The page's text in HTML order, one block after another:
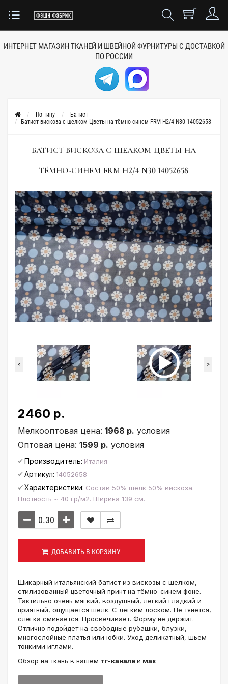
ИНТЕРНЕТ МАГАЗИН ТКАНЕЙ И ШВЕЙНОЙ ФУРНИТУРЫ С ДОСТАВКОЙ
ПО РОССИИ
По типу
Батист
Батист вискоза с шелком Цветы на тёмно-синем FRM H2/4 N30 14052658
БАТИСТ ВИСКОЗА С ШЕЛКОМ ЦВЕТЫ НА
ТЁМНО-СИНЕМ FRM H2/4 N30 14052658
< >
2460 р.
Мелкооптовая цена: 1968 р. условия
Оптовая цена: 1599 р. условия
Производитель: Италия
Артикул: 14052658
Характеристики: Состав 50% шелк 50% вискоза.
Плотность ~ 40 гр/м2. Ширина 139 см.
ДОБАВИТЬ В КОРЗИНУ
Шикарный итальянский батист из вискозы с шелком,
стилизованный цветочный принт на тёмно-синем фоне.
Тактильно очень мягкий, воздушный, легкий гладкий и
приятный, ощущается шелк. С легким лоском. Не тянется,
слегка сминается. Просвечивает. Форму не держит.
Отлично подойдет на свободные рубашки, блузки,
многослойные платья или юбки. Уход деликатный, шьем
тонкими иглами.
Обзор на ткань в нашем тг-каналеи мах